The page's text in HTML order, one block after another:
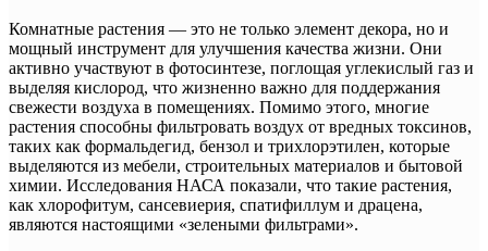
Комнатные растения — это не только элемент декора, но и
мощный инструмент для улучшения качества жизни. Они
активно участвуют в фотосинтезе, поглощая углекислый газ и
выделяя кислород, что жизненно важно для поддержания
свежести воздуха в помещениях. Помимо этого, многие
растения способны фильтровать воздух от вредных токсинов,
таких как формальдегид, бензол и трихлорэтилен, которые
выделяются из мебели, строительных материалов и бытовой
химии. Исследования НАСА показали, что такие растения,
как хлорофитум, сансевиерия, спатифиллум и драцена,
являются настоящими «зелеными фильтрами».